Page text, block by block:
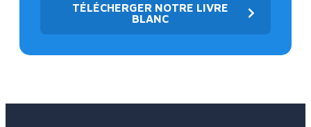
TÉLÉCHERGER NOTRE LIVRE
BLANC